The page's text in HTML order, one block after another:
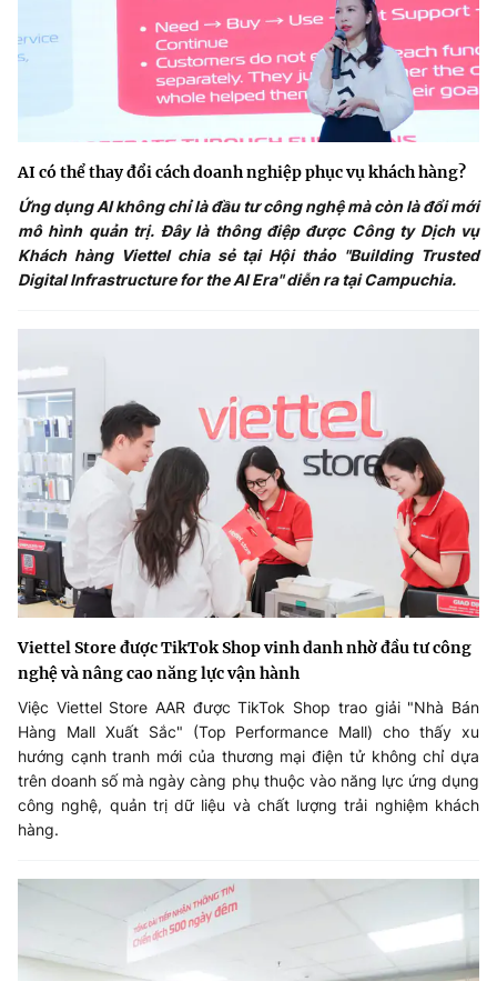
AI có thể thay đổi cách doanh nghiệp phục vụ khách hàng?
Ứng dụng AI không chỉ là đầu tư công nghệ mà còn là đổi mới
mô hình quản trị. Đây là thông điệp được Công ty Dịch vụ
Khách hàng Viettel chia sẻ tại Hội thảo "Building Trusted
Digital Infrastructure for the AI Era" diễn ra tại Campuchia.
Viettel Store được TikTok Shop vinh danh nhờ đầu tư công
nghệ và nâng cao năng lực vận hành
Việc Viettel Store AAR được TikTok Shop trao giải "Nhà Bán
Hàng Mall Xuất Sắc" (Top Performance Mall) cho thấy xu
hướng cạnh tranh mới của thương mại điện tử không chỉ dựa
trên doanh số mà ngày càng phụ thuộc vào năng lực ứng dụng
công nghệ, quản trị dữ liệu và chất lượng trải nghiệm khách
hàng.